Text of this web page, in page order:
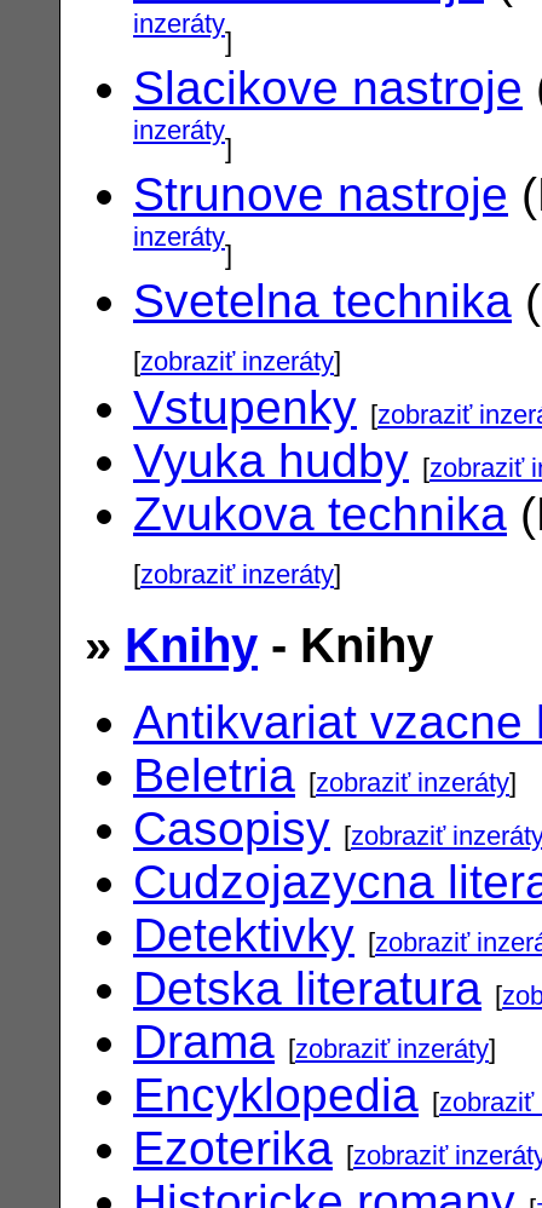
inzeráty]
Slacikove nastroje
inzeráty]
Strunove nastroje
inzeráty]
Svetelna technika
[zobraziť inzeráty]
Vstupenky [zobraziť
Vyuka hudby [zobraziť
Zvukova technika
[zobraziť inzeráty]
» Knihy - Knihy
Antikvariat vzacne
Beletria [zobraziť inzeráty]
Casopisy [zobraziť
Cudzojazycna
Detektivky [zobraziť
Detska literatura [
Drama [zobraziť inzeráty]
Encyklopedia [zobraziť
Ezoterika [zobraziť